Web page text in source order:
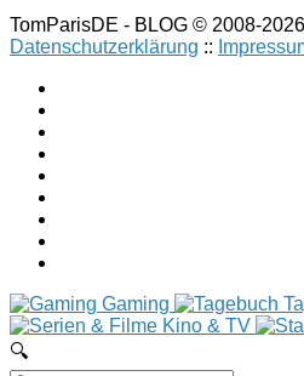
TomParisDE - BLOG © 2008-
Datenschutzerklärung ::
Gaming
Kino & TV
🔍